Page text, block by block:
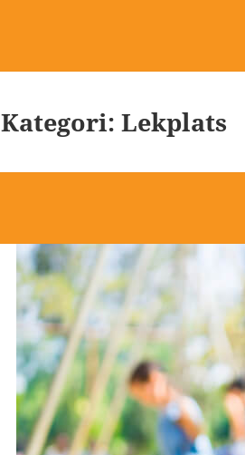
Kategori:Lekplats